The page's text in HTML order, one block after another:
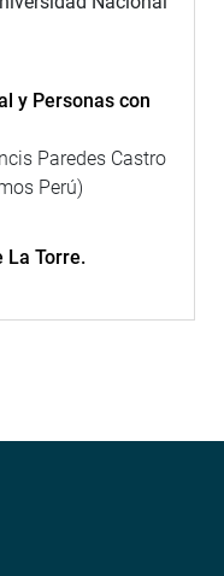
y Personas con
Paredes Castro
Perú)
La Torre.